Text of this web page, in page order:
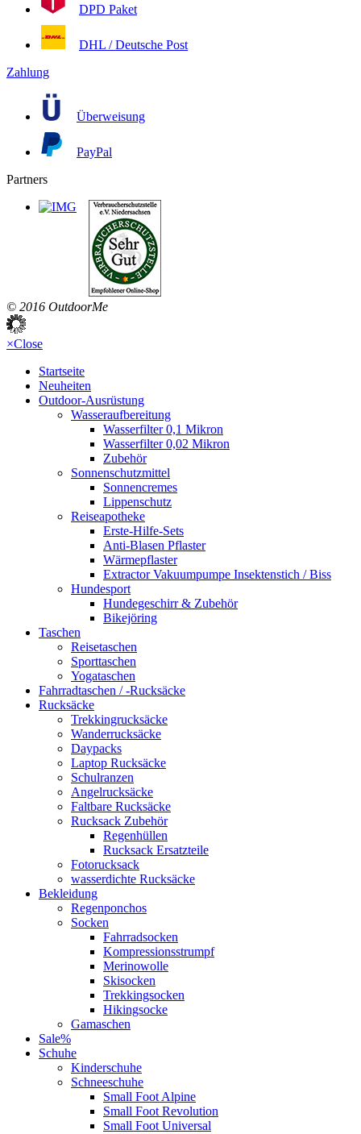
DPD Paket
DHL / Deutsche Post
Zahlung
Überweisung
PayPal
Partners
© 2016 OutdoorMe
×Close
Startseite
Neuheiten
Outdoor-Ausrüstung
Wasseraufbereitung
Wasserfilter 0,1 Mikron
Wasserfilter 0,02 Mikron
Zubehör
Sonnenschutzmittel
Sonnencremes
Lippenschutz
Reiseapotheke
Erste-Hilfe-Sets
Anti-Blasen Pflaster
Wärmepflaster
Extractor Vakuumpumpe Insektenstich / Biss
Hundesport
Hundegeschirr & Zubehör
Bikejöring
Taschen
Reisetaschen
Sporttaschen
Yogataschen
Fahrradtaschen / -Rucksäcke
Rucksäcke
Trekkingrucksäcke
Wanderrucksäcke
Daypacks
Laptop Rucksäcke
Schulranzen
Angelrucksäcke
Faltbare Rucksäcke
Rucksack Zubehör
Regenhüllen
Rucksack Ersatzteile
Fotorucksack
wasserdichte Rucksäcke
Bekleidung
Regenponchos
Socken
Fahrradsocken
Kompressionsstrumpf
Merinowolle
Skisocken
Trekkingsocken
Hikingsocke
Gamaschen
Sale%
Schuhe
Kinderschuhe
Schneeschuhe
Small Foot Alpine
Small Foot Revolution
Small Foot Universal